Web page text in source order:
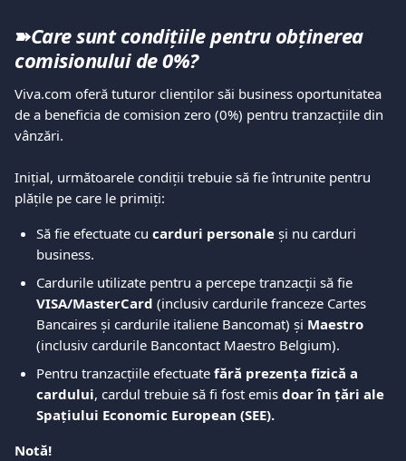
➽Care sunt condițiile pentru obținerea
comisionului de 0%?
Viva.com oferă tuturor clienților săi business oportunitatea
de a beneficia de comision zero (0%) pentru tranzacțiile din
vânzări.
Inițial, următoarele condiții trebuie să fie întrunite pentru
plățile pe care le primiți:
Să fie efectuate cu carduri personale și nu carduri
business.
Cardurile utilizate pentru a percepe tranzacții să fie
VISA/MasterCard (inclusiv cardurile franceze Cartes
Bancaires și cardurile italiene Bancomat) și Maestro
(inclusiv cardurile Bancontact Maestro Belgium).
Pentru tranzacțiile efectuate fără prezența fizică a
cardului, cardul trebuie să fi fost emis doar în țări ale
Spațiului Economic European (SEE).
Notă!